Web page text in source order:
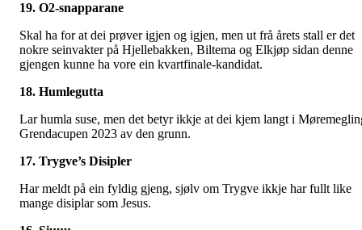
19. O2-snapparane
Skal ha for at dei prøver igjen og igjen, men ut frå årets stall er det
nokre seinvakter på Hjellebakken, Biltema og Elkjøp sidan denne
gjengen kunne ha vore ein kvartfinale-kandidat.
18. Humlegutta
Lar humla suse, men det betyr ikkje at dei kjem langt i
Grendacupen 2023 av den grunn.
17. Trygve’s Disipler
Har meldt på ein fyldig gjeng, sjølv om Trygve ikkje har fullt like
mange disiplar som Jesus.